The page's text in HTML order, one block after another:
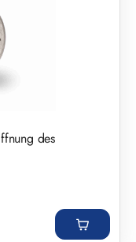
des